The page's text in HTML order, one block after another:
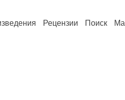
Рецензии Поиск